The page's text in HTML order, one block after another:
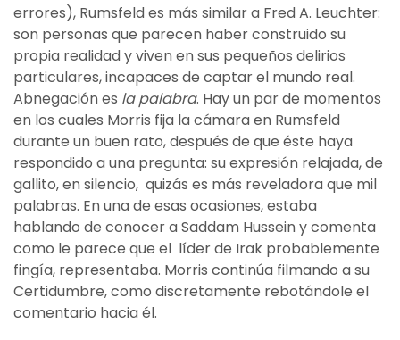
errores), Rumsfeld es más similar a Fred A. Leuchter:
son personas que parecen haber construido su
propia realidad y viven en sus pequeños delirios
particulares, incapaces de captar el mundo real.
Abnegación es la palabra. Hay un par de momentos
en los cuales Morris fija la cámara en Rumsfeld
durante un buen rato, después de que éste haya
respondido a una pregunta: su expresión relajada, de
gallito, en silencio, quizás es más reveladora que mil
palabras. En una de esas ocasiones, estaba
hablando de conocer a Saddam Hussein y comenta
como le parece que el líder de Irak probablemente
fingía, representaba. Morris continúa filmando a su
Certidumbre, como discretamente rebotándole el
comentario hacia él.